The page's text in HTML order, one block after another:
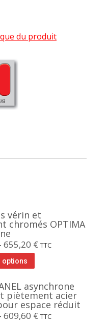
du produit
vérin et
chromés OPTIMA
655,20 € TTC
options
asynchrone
piètement acier
espace réduit
609,60 € TTC